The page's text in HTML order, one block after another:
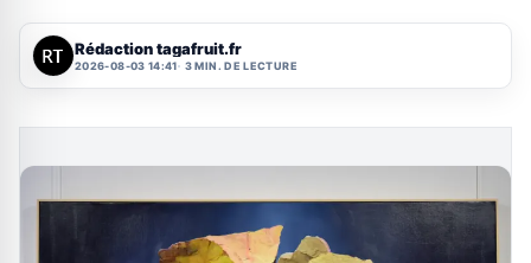
Rédaction tagafruit.fr
2026-08-03 14:41 3 MIN. DE LECTURE